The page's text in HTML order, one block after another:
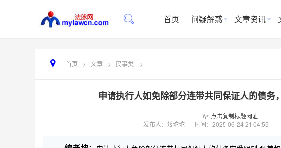
首页 问疑解惑 文章资讯
首页 > 文章 > 民事类 >
申请执行人如免除部分连带共同保证人的债务
点击复制标题网址
发布人：矮坨坨
时间： 2025-06-24 21:04:55